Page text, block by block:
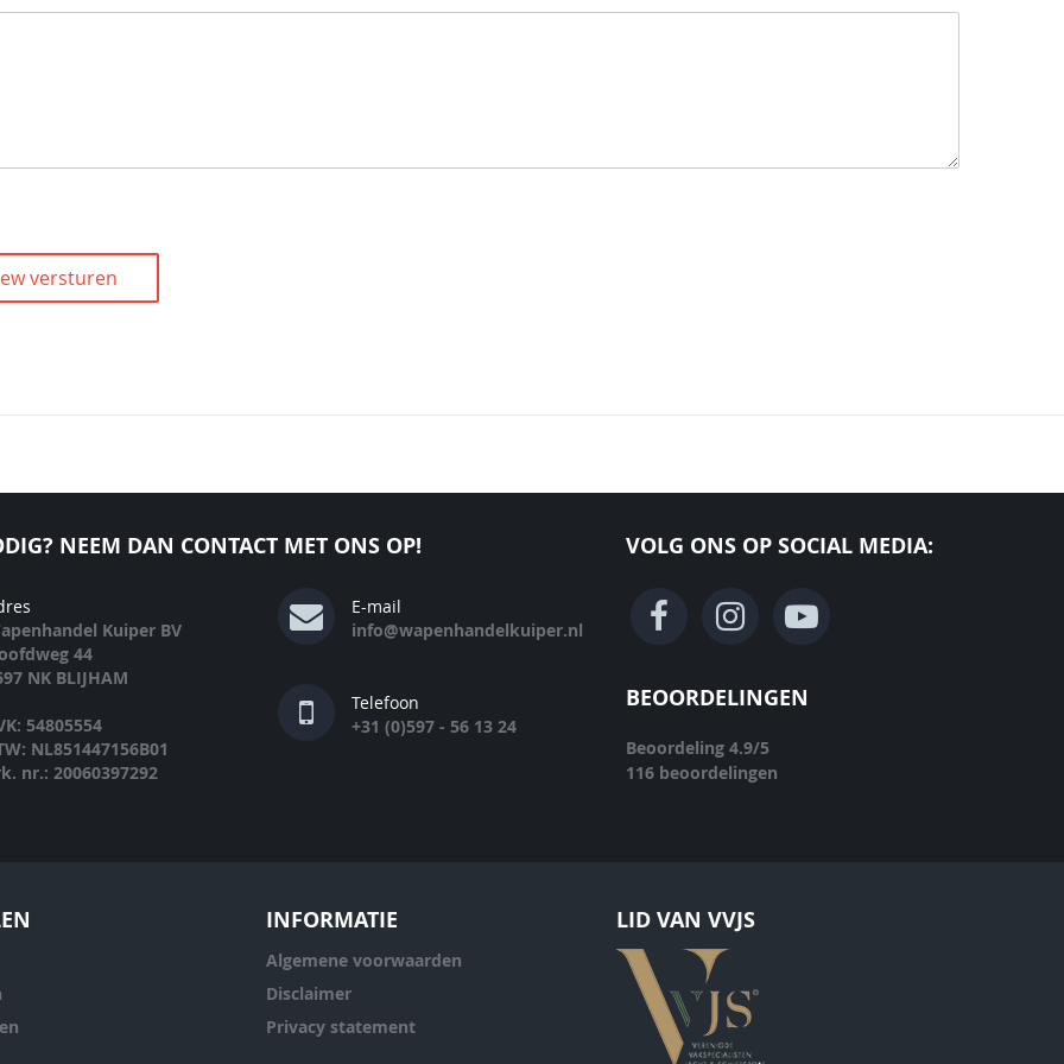
versturen
NEEM DAN CONTACT MET ONS OP!
Kuiper BV
44
NK BLIJHAM
54805554
NL851447156B01
nr.: 20060397292
E-mail
info@wapenhandelkuiper.nl
Telefoon
+31 (0)597 - 56 13 24
VOLG ONS OP SOCIAL MEDIA:
BEOORDELINGEN
Beoordeling 4.9/5
116 beoordelingen
INFORMATIE
Algemene voorwaarden
Disclaimer
Privacy statement
LID VAN VVJS